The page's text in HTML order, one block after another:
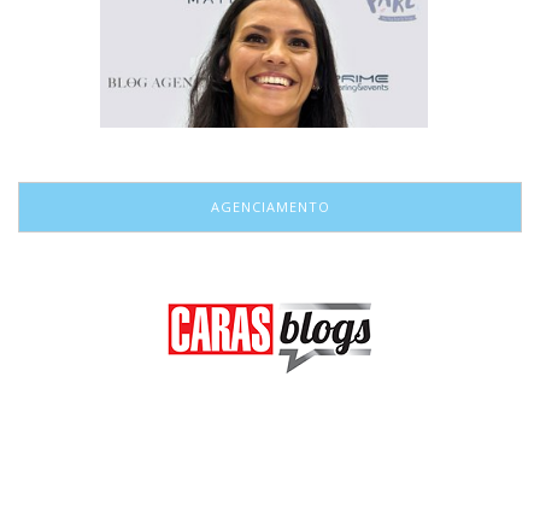
AGENCIAMENTO